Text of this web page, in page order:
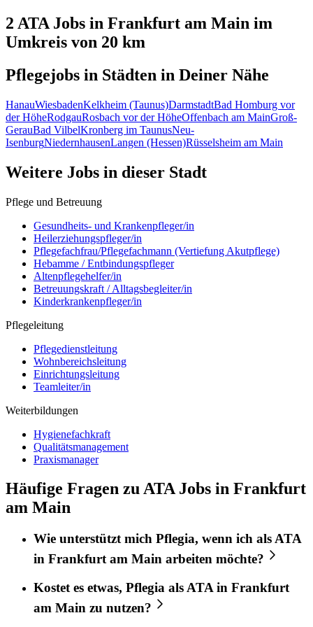
2 ATA Jobs in Frankfurt am Main im
Umkreis von 20 km
Pflegejobs in Städten in Deiner Nähe
HanauWiesbadenKelkheim (Taunus)DarmstadtBad Homburg vor
der HöheRodgauRosbach vor der HöheOffenbach am MainGroß-
GerauBad VilbelKronberg im TaunusNeu-
IsenburgNiedernhausenLangen (Hessen)Rüsselsheim am Main
Weitere Jobs in dieser Stadt
Pflege und Betreuung
Gesundheits- und Krankenpfleger/in
Heilerziehungspfleger/in
Pflegefachfrau/Pflegefachmann (Vertiefung Akutpflege)
Hebamme / Entbindungspfleger
Altenpflegehelfer/in
Betreuungskraft / Alltagsbegleiter/in
Kinderkrankenpfleger/in
Pflegeleitung
Pflegedienstleitung
Wohnbereichsleitung
Einrichtungsleitung
Teamleiter/in
Weiterbildungen
Hygienefachkraft
Qualitätsmanagement
Praxismanager
Häufige Fragen zu ATA Jobs in Frankfurt
am Main
Wie unterstützt mich Pflegia, wenn ich alsATA
in Frankfurt am Main arbeiten möchte?
Kostet es etwas, Pflegia als ATA in Frankfurt
am Main zu nutzen?